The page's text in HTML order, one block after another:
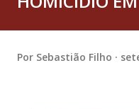
Por Sebastião Filho